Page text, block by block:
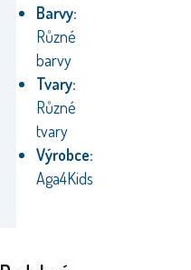
Barvy:
Různé
barvy
Tvary:
Různé
tvary
Výrobce:
Aga4Kids